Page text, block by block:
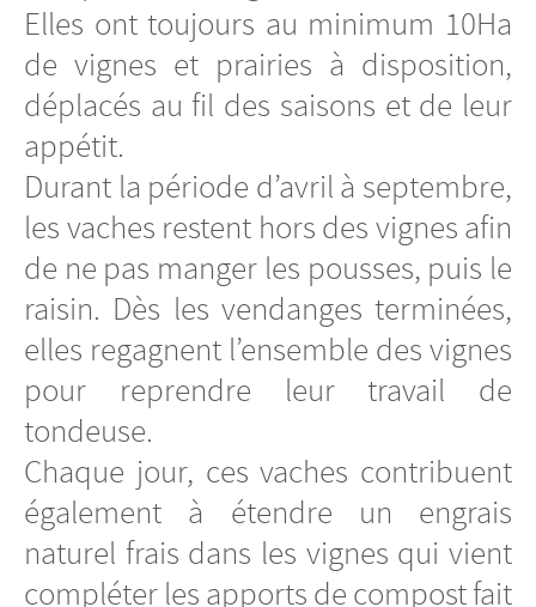
Elles ont toujours au minimum 10Ha
de vignes et prairies à disposition,
déplacés au fil des saisons et de leur
appétit.
Durant la période d’avril à septembre,
les vaches restent hors des vignes afin
de ne pas manger les pousses, puis le
raisin. Dès les vendanges terminées,
elles regagnent l’ensemble des vignes
pour reprendre leur travail de
tondeuse.
Chaque jour, ces vaches contribuent
également à étendre un engrais
naturel frais dans les vignes qui vient
compléter les apports de compost fait